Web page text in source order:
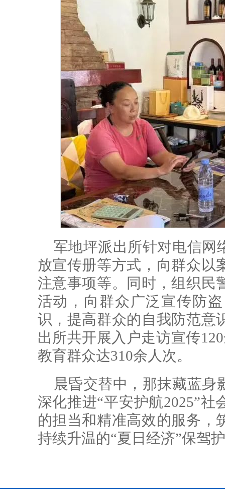
军地坪派出所针对电信网
放宣传册等方式，向群众以
注意事项等。同时，组织民
活动，向群众广泛宣传防
识，提高群众的自我防范意
出所共开展入户走访宣传
教育群众达310余人次。
晨昏交替中，那抹藏蓝身
深化推进“平安护航2025”
的担当和精准高效的服务，
持续升温的“夏日经济”保驾